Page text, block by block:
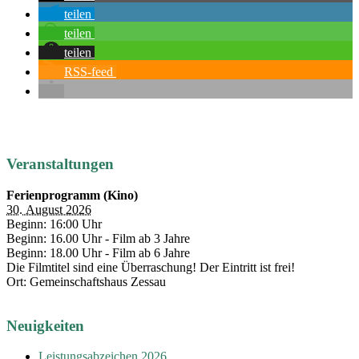
tei­len
tei­len
tei­len
RSS-feed
Veranstaltungen
Ferienprogramm (Kino)
30. August 2026
Beginn: 16:00 Uhr
Beginn: 16.00 Uhr - Film ab 3 Jahre
Beginn: 18.00 Uhr - Film ab 6 Jahre
Die Filmtitel sind eine Überraschung! Der Eintritt ist frei!
Ort: Gemeinschaftshaus Zessau
Neuigkeiten